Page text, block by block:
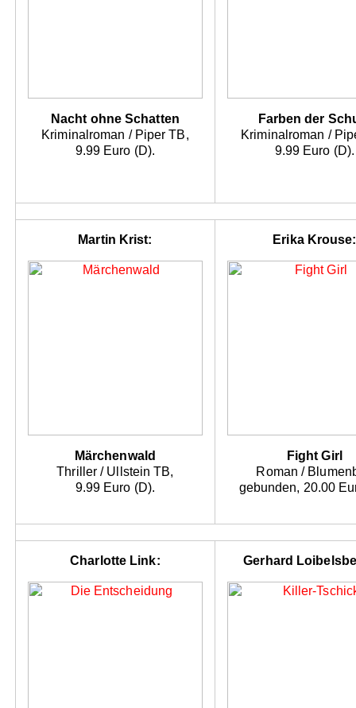
Nacht ohne Schatten
Kriminalroman / Piper TB,
9.99 Euro (D).
Farben der
Kriminalroman /
9.99 Euro (D).
Martin Krist:
Märchenwald
Thriller / Ullstein TB,
9.99 Euro (D).
Erika Krouse:
Fight Girl
Roman /
gebunden, 20.00
Charlotte Link: Gerhard